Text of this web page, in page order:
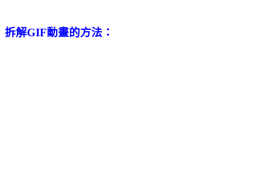
拆解GIF動畫的方法：